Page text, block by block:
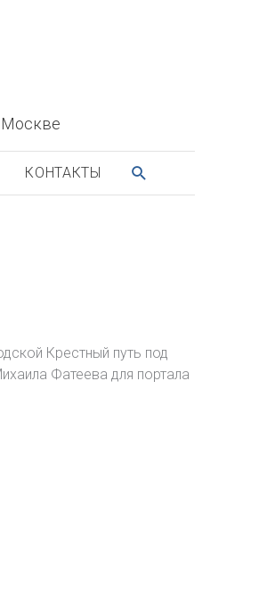
Москве
КОНТАКТЫ ПОИСК
Крестный путь под
Фатеева для портала